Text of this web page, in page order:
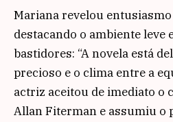
Mariana revelou
destacando o ambiente leve
bastidores: “A novela está
precioso e o clima entre a
actriz aceitou de imediato o
Allan Fiterman e assumiu o